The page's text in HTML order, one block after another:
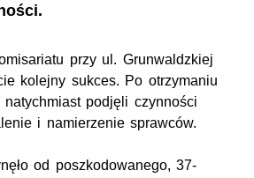
przy ul. Grunwaldzkiej
kolejny sukces. Po otrzymaniu
podjęli czynności
i namierzenie sprawców.
od poszkodowanego, 37-